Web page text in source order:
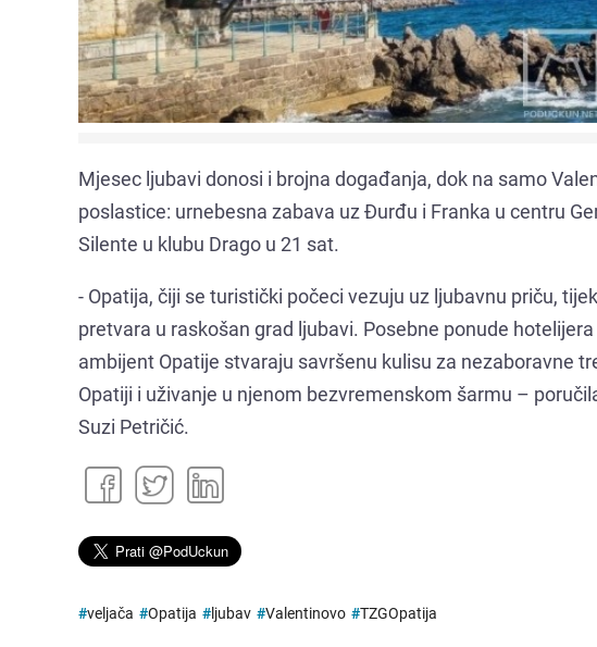
Mjesec ljubavi donosi i brojna događanja, dok na samo
poslastice: urnebesna zabava uz Đurđu i Franka u centru
Silente u klubu Drago u 21 sat.
- Opatija, čiji se turistički počeci vezuju uz ljubavnu priču,
pretvara u raskošan grad ljubavi. Posebne ponude
ambijent Opatije stvaraju savršenu kulisu za nezaboravne
Opatiji i uživanje u njenom bezvremenskom šarmu –
Suzi Petričić.
#veljača #Opatija # ljubav #Valentinovo #TZGOpatija